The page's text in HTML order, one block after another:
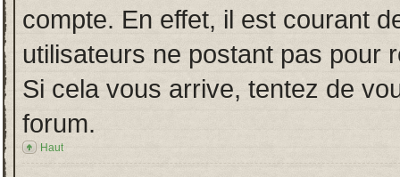
compte. En effet, il est courant
utilisateurs ne postant pas pour
Si cela vous arrive, tentez de
forum.
Haut